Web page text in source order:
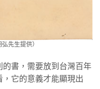
先生提供）
書，需要放到台灣百年
它的意義才能顯現出